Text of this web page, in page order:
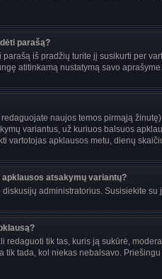
parašą?
iš pradžių turite jį susikurti per
atitinkamą nustatymą savo
naujos temos pirmąją
variantus, už kuriuos balsuos
vartotojas apklausos metu, dienų
atsakymų variantų?
administratorius. Susisiekite
redaguoti tik tas, kuris ją sukūrė,
tik tada, kol niekas nebalsavo.